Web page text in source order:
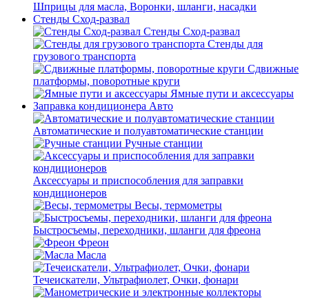
Шприцы для масла, Воронки, шланги, насадки
Стенды Сход-развал
Стенды Сход-развал
Стенды для
грузового транспорта
Сдвижные
платформы, поворотные круги
Ямные пути и аксессуары
Заправка кондиционера Авто
Автоматические и полуавтоматические станции
Ручные станции
Аксессуары и приспособления для заправки
кондиционеров
Весы, термометры
Быстросъемы, переходники, шланги для фреона
Фреон
Масла
Течеискатели, Ультрафиолет, Очки, фонари